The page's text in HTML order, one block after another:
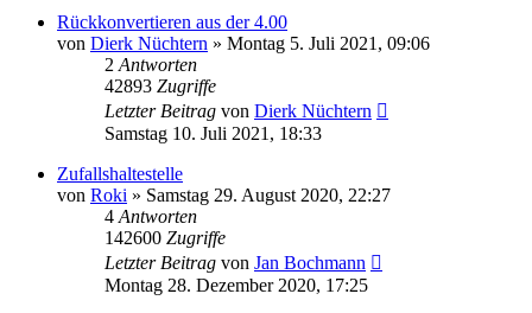
Rückkonvertieren aus der 4.00
von Dierk Nüchtern » Montag 5. Juli 2021, 09:06
2 Antworten
42893 Zugriffe
Letzter Beitrag von Dierk Nüchtern
Samstag 10. Juli 2021, 18:33
Zufallshaltestelle
von Roki » Samstag 29. August 2020, 22:27
4 Antworten
142600 Zugriffe
Letzter Beitrag von Jan Bochmann
Montag 28. Dezember 2020, 17:25